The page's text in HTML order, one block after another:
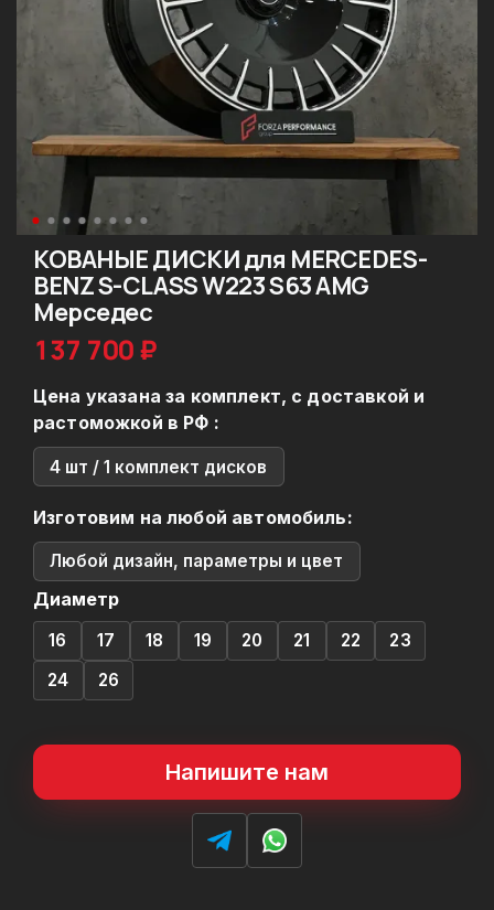
КОВАНЫЕ ДИСКИ для MERCEDES-
BENZ S-CLASS W223 S63 AMG
Мерседес
137 700 ₽
Цена указана за комплект, с доставкой и
растоможкой в РФ :
4 шт / 1 комплект дисков
Изготовим на любой автомобиль:
Любой дизайн, параметры и цвет
Диаметр
16 17 18 19 20 21 22
23
24
26
Напишите нам